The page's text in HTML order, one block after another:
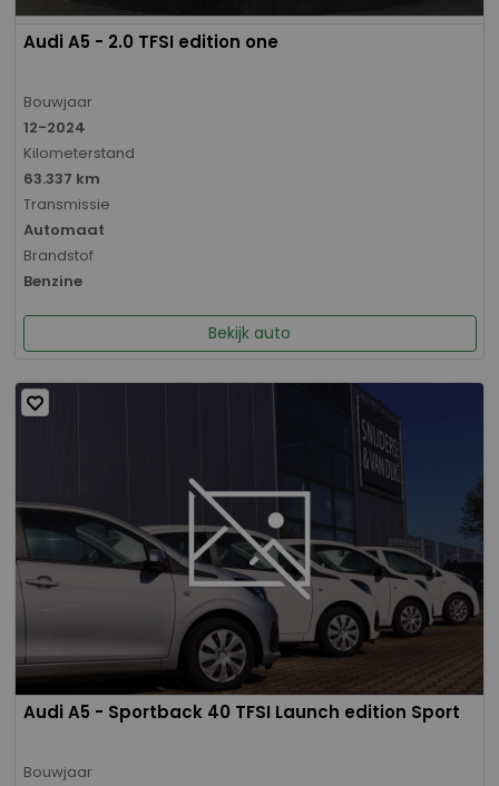
Audi A5 - 2.0 TFSI edition one
Bouwjaar
12-2024
Kilometerstand
63.337 km
Transmissie
Automaat
Brandstof
Benzine
Bekijk auto
Audi A5 - Sportback 40 TFSI Launch edition Sport
Bouwjaar